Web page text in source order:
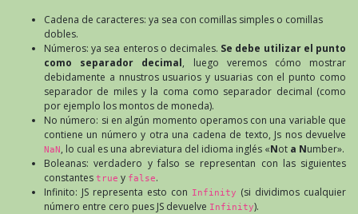
Cadena de caracteres: ya sea con comillas simples o comillas
dobles.
Números: ya sea enteros o decimales. Se debe utilizar el punto
como separador decimal, luego veremos cómo mostrar
debidamente a nnustros usuarios y usuarias con el punto como
separador de miles y la coma como separador decimal (como
por ejemplo los montos de moneda).
No número: si en algún momento operamos con una variable que
contiene un número y otra una cadena de texto, Js nos devuelve
NaN, lo cual es una abreviatura del idioma inglés «Not a Number».
Boleanas: verdadero y falso se representan con las siguientes
constantes true y false.
Infinito: JS representa esto con Infinity (si dividimos cualquier
número entre cero pues JS devuelve Infinity).